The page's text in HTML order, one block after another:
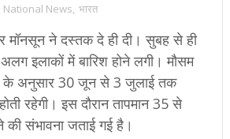
National News, भारत
मॉनसून ने दस्तक दे ही दी। सुबह से ही
इलाकों में बारिश होने लगी। मौसम
के अनुसार 30 जून से 3 जुलाई तक
रहेगी। इस दौरान तापमान 35 से
की संभावना जताई गई है।